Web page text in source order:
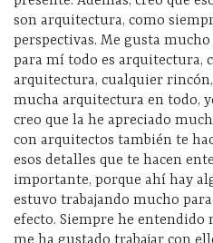
son arquitectura, como
perspectivas. Me gusta
para mí todo es arquitectura,
arquitectura, cualquier
mucha arquitectura en todo,
creo que la he apreciado
con arquitectos también te
esos detalles que te hacen
importante, porque ahí hay
estuvo trabajando mucho
efecto. Siempre he entendido